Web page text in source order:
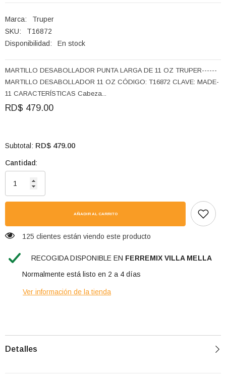
Marca:
Truper
SKU:
T16872
Disponibilidad:
En stock
MARTILLO DESABOLLADOR PUNTA LARGA DE 11 OZ TRUPER------
MARTILLO DESABOLLADOR 11 OZ CÓDIGO: T16872 CLAVE: MADE-
11 CARACTERÍSTICAS Cabeza...
RD$ 479.00
Subtotal: RD$ 479.00
Cantidad:
AÑADIR AL CARRITO
125 clientes están viendo este producto
RECOGIDA DISPONIBLE EN FERREMIX VILLA MELLA
Normalmente está listo en 2 a 4 días
Ver información de la tienda
Detalles